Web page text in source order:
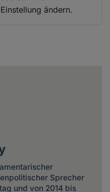
ändern.
Sprecher
und von 2014 bis